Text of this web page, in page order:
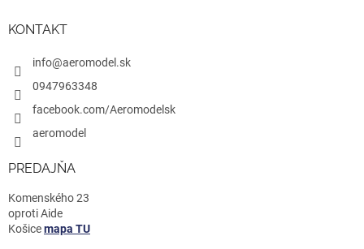
KONTAKT
info@aeromodel.sk
0947963348
facebook.com/Aeromodelsk
aeromodel
PREDAJŇA
Komenského 23
oproti Aide
Košicemapa TU